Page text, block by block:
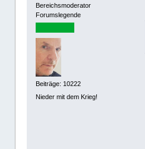
Bereichsmoderator
Forumslegende
Beiträge: 10222
Nieder mit dem Krieg!